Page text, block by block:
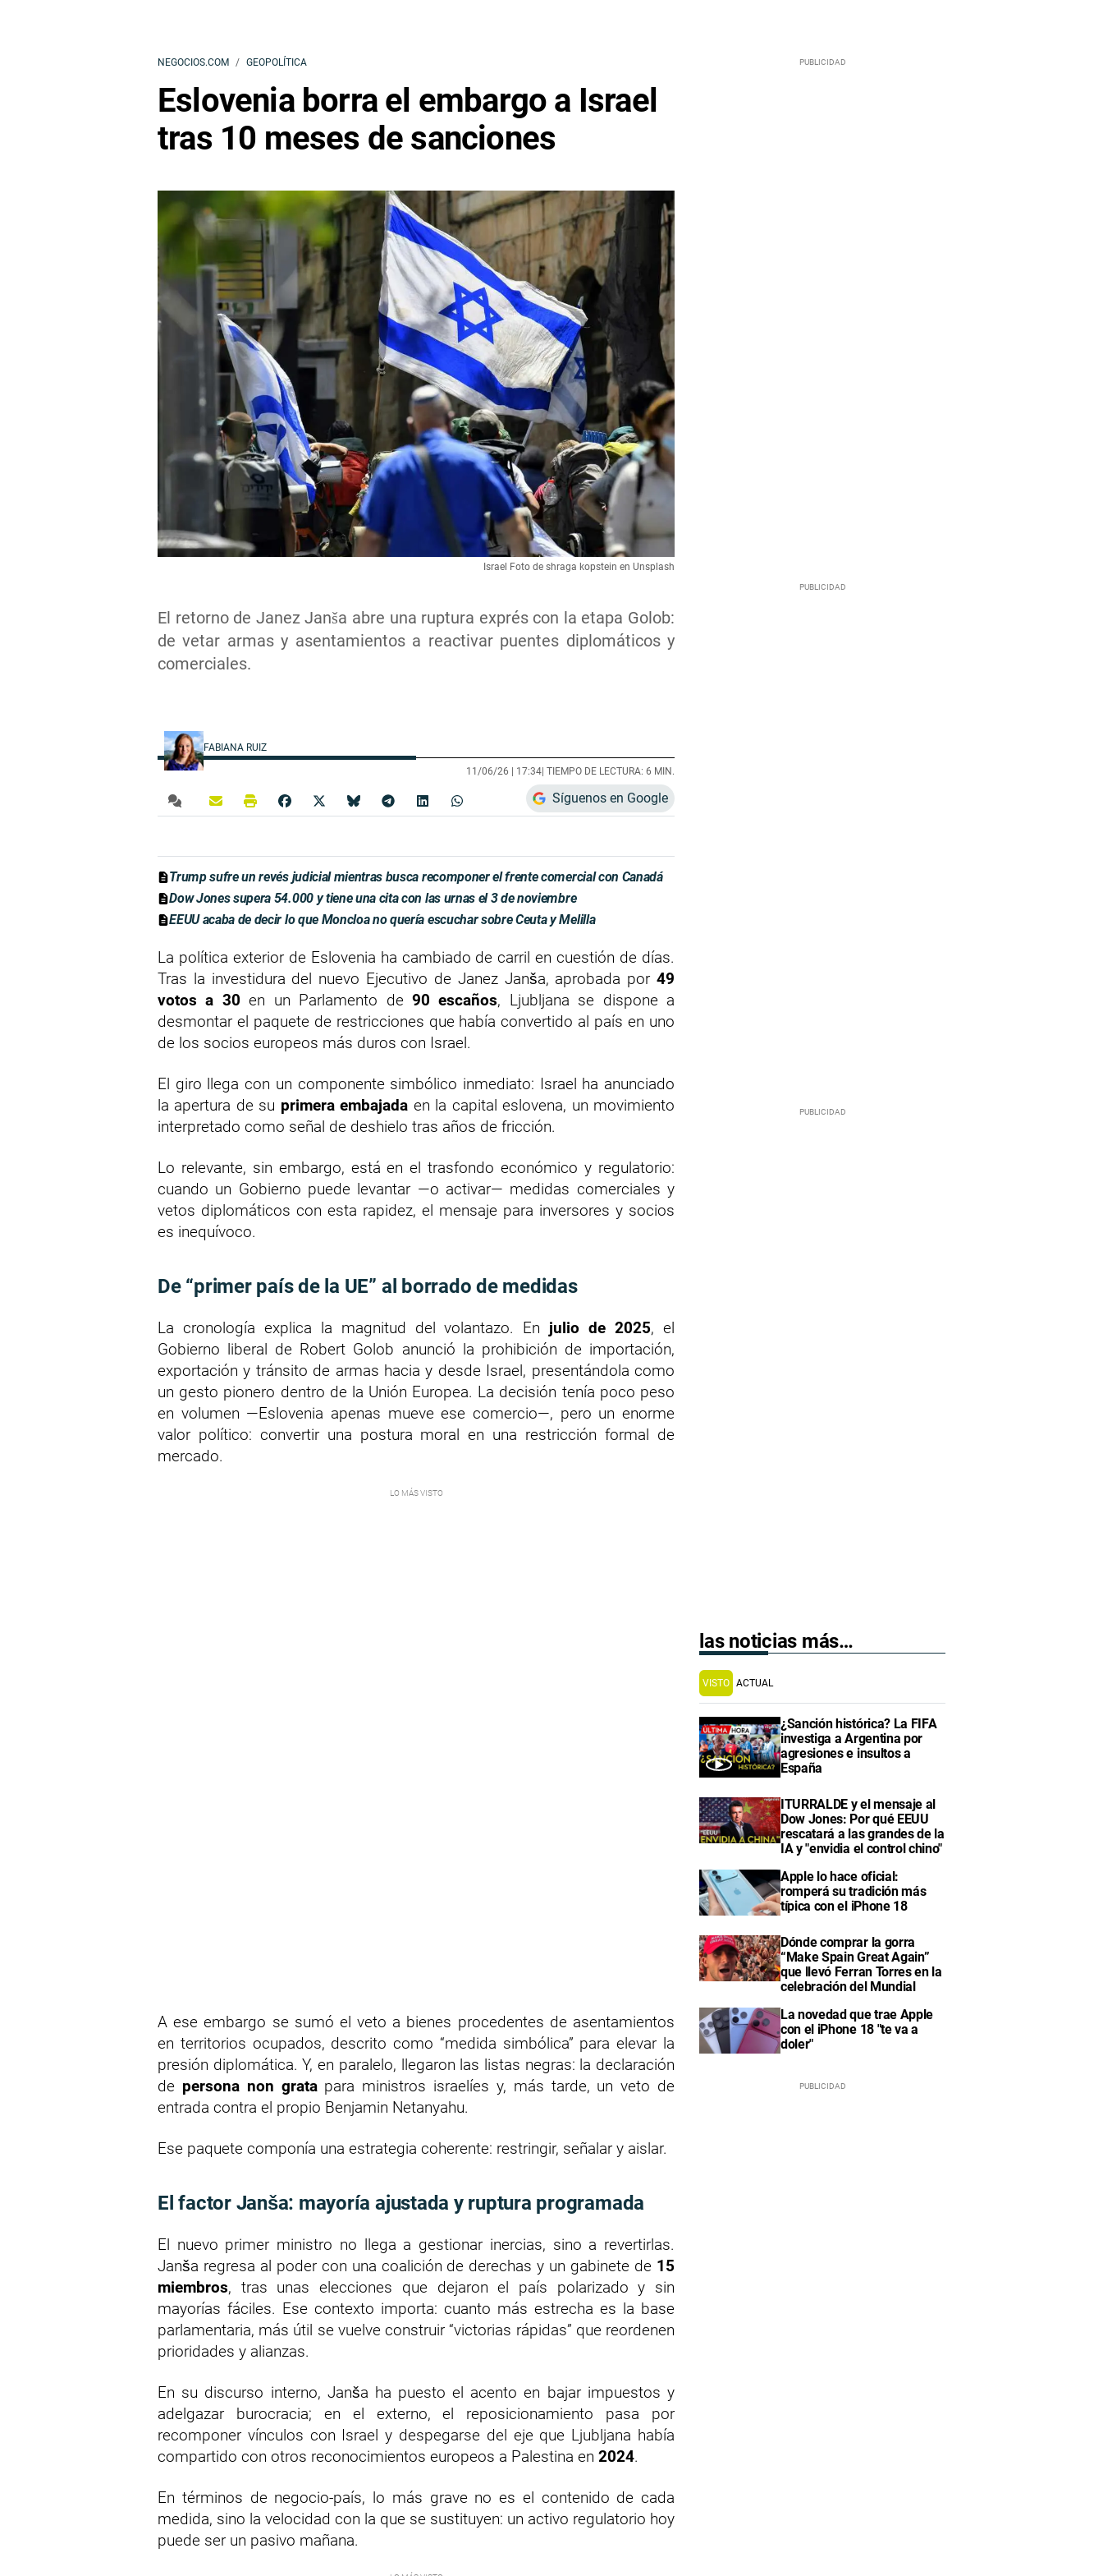
NEGOCIOS.COM GEOPOLÍTICA
Eslovenia borra el embargo a Israel
tras 10 meses de sanciones
El retorno de Janez Janša abre una ruptura exprés con la etapa Golob:
de vetar armas y asentamientos a reactivar puentes diplomáticos y
comerciales.
Israel Foto de shraga kopstein en Unsplash
FABIANA RUIZ
11/06/26 | 17:34 | TIEMPO DE LECTURA: 6 MIN.
Síguenos en Google
Trump sufre un revés judicial mientras busca recomponer el frente comercial con Canadá
Dow Jones supera 54.000 y tiene una cita con las urnas el 3 de noviembre
EEUU acaba de decir lo que Moncloa no quería escuchar sobre Ceuta y Melilla
La política exterior de Eslovenia ha cambiado de carril en cuestión de días.
Tras la investidura del nuevo Ejecutivo de Janez Janša, aprobada por 49
votos a 30 en un Parlamento de 90 escaños, Ljubljana se dispone a
desmontar el paquete de restricciones que había convertido al país en uno
de los socios europeos más duros con Israel.
El giro llega con un componente simbólico inmediato: Israel ha anunciado
la apertura de su primera embajada en la capital eslovena, un movimiento
interpretado como señal de deshielo tras años de fricción.
Lo relevante, sin embargo, está en el trasfondo económico y regulatorio:
cuando un Gobierno puede levantar —o activar— medidas comerciales y
vetos diplomáticos con esta rapidez, el mensaje para inversores y socios
es inequívoco.
De “primer país de la UE” al borrado de medidas
La cronología explica la magnitud del volantazo. En julio de 2025, el
Gobierno liberal de Robert Golob anunció la prohibición de importación,
exportación y tránsito de armas hacia y desde Israel, presentándola como
un gesto pionero dentro de la Unión Europea. La decisión tenía poco peso
en volumen —Eslovenia apenas mueve ese comercio—, pero un enorme
valor político: convertir una postura moral en una restricción formal de
mercado.
A ese embargo se sumó el veto a bienes procedentes de asentamientos
en territorios ocupados, descrito como “medida simbólica” para elevar la
presión diplomática. Y, en paralelo, llegaron las listas negras: la declaración
de persona non gratapara ministros israelíes y, más tarde, un veto de
entrada contra el propio Benjamin Netanyahu.
Ese paquete componía una estrategia coherente: restringir, señalar y aislar.
El factor Janša: mayoría ajustada y ruptura programada
El nuevo primer ministro no llega a gestionar inercias, sino a revertirlas.
Janša regresa al poder con una coalición de derechas y un gabinete de 15
miembros, tras unas elecciones que dejaron el país polarizado y sin
mayorías fáciles. Ese contexto importa: cuanto más estrecha es la base
parlamentaria, más útil se vuelve construir “victorias rápidas” que reordenen
prioridades y alianzas.
En su discurso interno, Janša ha puesto el acento en bajar impuestos y
adelgazar burocracia; en el externo, el reposicionamiento pasa por
recomponer vínculos con Israel y despegarse del eje que Ljubljana había
compartido con otros reconocimientos europeos a Palestina en 2024.
En términos de negocio-país, lo más grave no es el contenido de cada
medida, sino la velocidad con la que se sustituyen: un activo regulatorio hoy
puede ser un pasivo mañana.
las noticias más…
VISTO ACTUAL
¿Sanción histórica? La FIFA
investiga a Argentina por
agresiones e insultos a
España
ITURRALDE y el mensaje al
Dow Jones: Por qué EEUU
rescatará a las grandes de la
IA y "envidia el control chino"
Apple lo hace oficial:
romperá su tradición más
típica con el iPhone 18
Dónde comprar la gorra
“Make Spain Great Again”
que llevó Ferran Torres en la
celebración del Mundial
La novedad que trae Apple
con el iPhone 18 "te va a
doler"